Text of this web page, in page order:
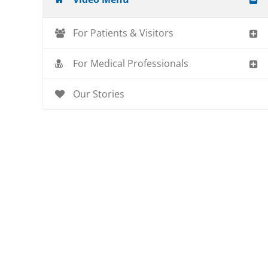
For Patients & Visitors
For Medical Professionals
Our Stories